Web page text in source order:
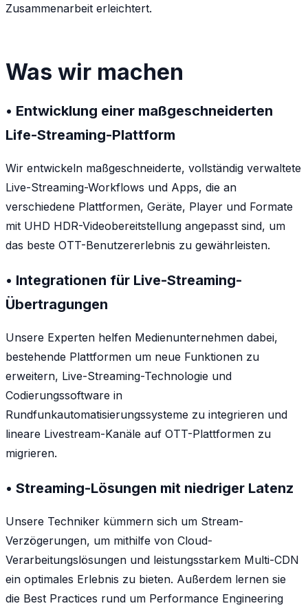
Zusammenarbeit erleichtert.
Was wir machen
• Entwicklung einer maßgeschneiderten
Life-Streaming-Plattform
Wir entwickeln maßgeschneiderte, vollständig verwaltete
Live-Streaming-Workflows und Apps, die an
verschiedene Plattformen, Geräte, Player und Formate
mit UHD HDR-Videobereitstellung angepasst sind, um
das beste OTT-Benutzererlebnis zu gewährleisten.
• Integrationen für Live-Streaming-
Übertragungen
Unsere Experten helfen Medienunternehmen dabei,
bestehende Plattformen um neue Funktionen zu
erweitern, Live-Streaming-Technologie und
Codierungssoftware in
Rundfunkautomatisierungssysteme zu integrieren und
lineare Livestream-Kanäle auf OTT-Plattformen zu
migrieren.
• Streaming-Lösungen mit niedriger Latenz
Unsere Techniker kümmern sich um Stream-
Verzögerungen, um mithilfe von Cloud-
Verarbeitungslösungen und leistungsstarkem Multi-CDN
ein optimales Erlebnis zu bieten. Außerdem lernen sie
die Best Practices rund um Performance Engineering